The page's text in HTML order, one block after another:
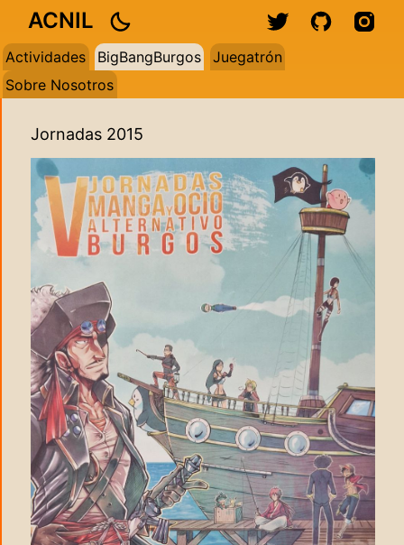
ACNIL
Actividades BigBangBurgos
Juegatrón
Sobre Nosotros
Jornadas 2015